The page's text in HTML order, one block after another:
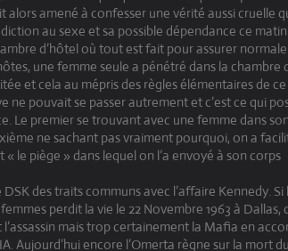
alors amené à confesser une vérité aussi cruelle
au sexe et sa possible dépendance ce
d’hôtel où tout est fait pour assurer
une femme seule a pénétré dans la chambre
et cela au mépris des règles élémentaires de
ne pouvait se passer autrement et c’est ce qui
Le premier se trouvant avec une femme dans
ne sachant pas vraiment pourquoi, on a
le piège » dans lequel on l’a envoyé à son corps
des traits communs avec l’affaire Kennedy. Si
perdit la vie le 22 Novembre 1963 à Dallas,
mais trop certainement la Mafia en
Aujourd’hui encore l’Omerta règne sur la mort du